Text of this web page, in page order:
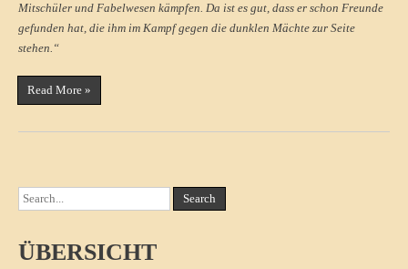
Mitschüler und Fabelwesen kämpfen. Da ist es gut, dass er schon Freunde
gefunden hat, die ihm im Kampf gegen die dunklen Mächte zur Seite
stehen.“
Read More »
ÜBERSICHT